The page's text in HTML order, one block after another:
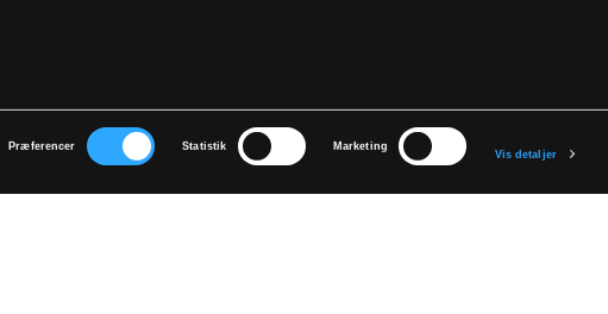
Præferencer Statistik Marketing
Vis detaljer
Ved at tilmelde dig, accepterer du at modtage vores nyhedsbrev og accepterer vores